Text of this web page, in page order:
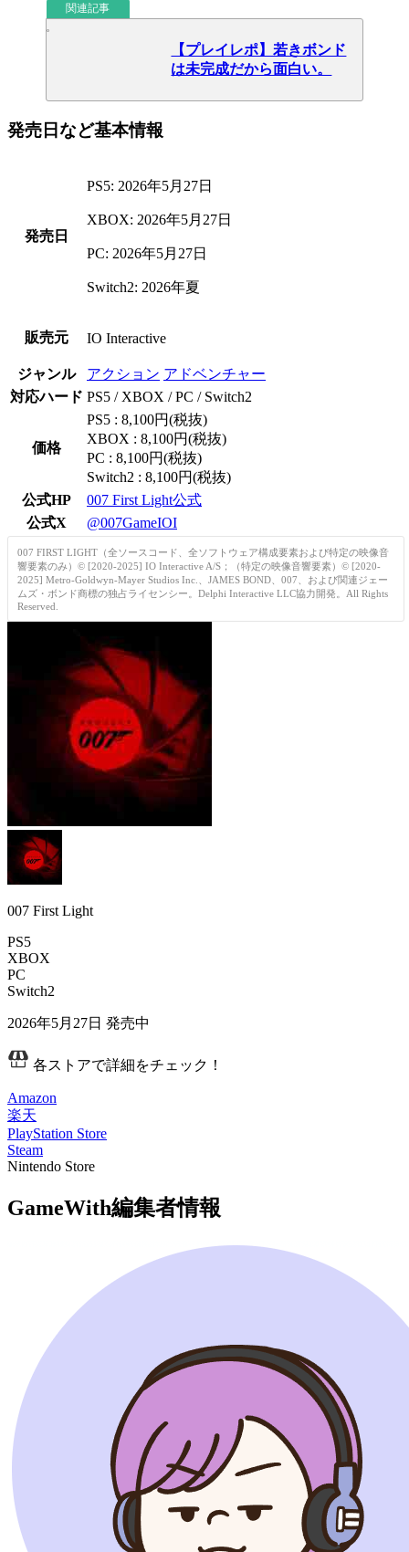
関連記事
【プレイレポ】若きボンド
は未完成だから面白い。
発売日など基本情報
発売日
PS5: 2026年5月27日
XBOX: 2026年5月27日
PC: 2026年5月27日
Switch2: 2026年夏
販売元 IO Interactive
ジャンル アクション アドベンチャー
対応ハード PS5 / XBOX / PC / Switch2
価格
PS5 : 8,100円(税抜)
XBOX : 8,100円(税抜)
PC : 8,100円(税抜)
Switch2 : 8,100円(税抜)
公式HP
007 First Light公式
公式X
@007GameIOI
007 FIRST LIGHT（全ソースコード、全ソフトウェア構成要素および特定の映像音
響要素のみ）© [2020-2025] IO Interactive A/S；（特定の映像音響要素）© [2020-
2025] Metro-Goldwyn-Mayer Studios Inc.、JAMES BOND、007、および関連ジェー
ムズ・ボンド商標の独占ライセンシー。Delphi Interactive LLC協力開発。All Rights
Reserved.
007 First Light
PS5
XBOX
PC
Switch2
2026年5月27日 発売中
各ストアで詳細をチェック！
Amazon
楽天
PlayStation Store
Steam
Nintendo Store
GameWith編集者情報